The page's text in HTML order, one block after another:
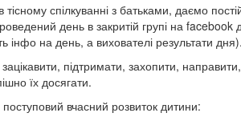
спілкуванні з батьками, даємо
день в закритій групі на facebook
інфо на день, а вихователі результати дня).
підтримати, захопити,
їх досягати.
вчасний розвиток дитини: